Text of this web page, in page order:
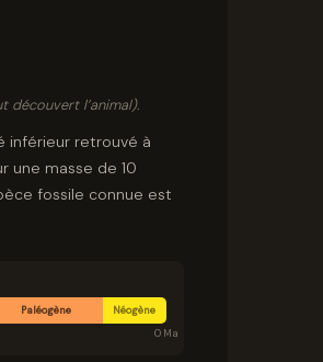
découvert l’animal).
inférieur retrouvé à
une masse de 10
fossile connue est
Paléogène
Néogène
0 Ma